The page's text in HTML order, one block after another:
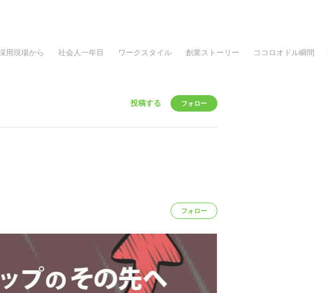
用現場から 社会人一年目 ワークスタイル 創業ストーリー ココロオドル瞬間
投稿する フォロー
フォロー